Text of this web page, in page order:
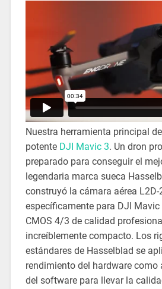
Nuestra herramienta principal
potente DJI Mavic 3. Un dron
preparado para conseguir el
legendaria marca sueca
construyó la cámara aérea L2D-
específicamente para DJI
CMOS 4/3 de calidad
increíblemente compacto. Los
estándares de Hasselblad se
rendimiento del hardware
del software para llevar la